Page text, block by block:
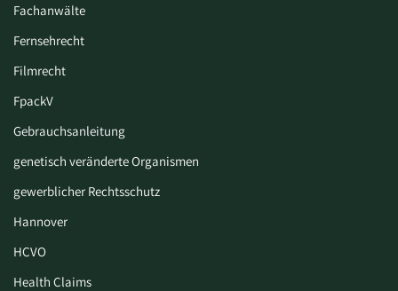
Fachanwälte
Fernsehrecht
Filmrecht
FpackV
Gebrauchsanleitung
genetisch veränderte Organismen
gewerblicher Rechtsschutz
Hannover
HCVO
Health Claims